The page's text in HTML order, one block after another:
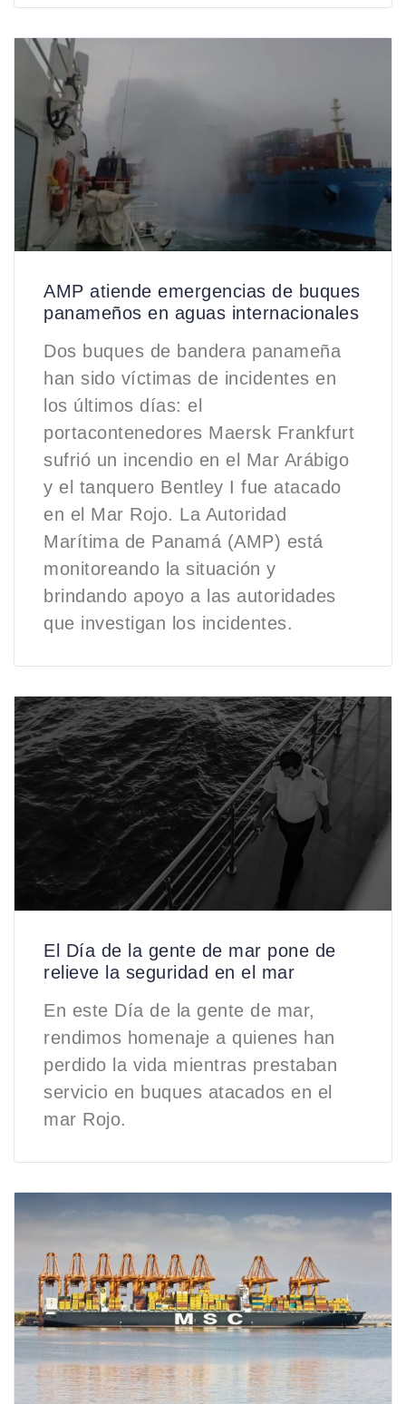
AMP atiende emergencias de buques
panameños en aguas internacionales
Dos buques de bandera panameña
han sido víctimas de incidentes en
los últimos días: el
portacontenedores Maersk Frankfurt
sufrió un incendio en el Mar Arábigo
y el tanquero Bentley I fue atacado
en el Mar Rojo. La Autoridad
Marítima de Panamá (AMP) está
monitoreando la situación y
brindando apoyo a las autoridades
que investigan los incidentes.
El Día de la gente de mar pone de
relieve la seguridad en el mar
En este Día de la gente de mar,
rendimos homenaje a quienes han
perdido la vida mientras prestaban
servicio en buques atacados en el
mar Rojo.